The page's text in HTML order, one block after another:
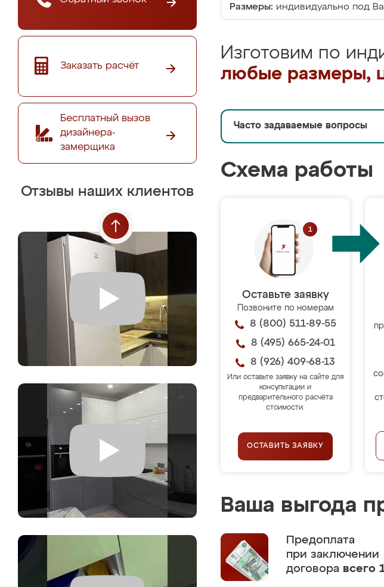
Заказать расчёт
Бесплатный вызов
дизайнера-
замерщика
Отзывы наших клиентов
Размеры: индивидуально под
Изготовим по
любые размеры,
Часто задаваемые вопросы
Схема работы
Оставьте заявку
Позвоните по номерам
8 (800) 511-89-55
8 (495) 665-24-01
8 (926) 409-68-13
Или оставьте заявку на сайте для
консультации и
предварительного расчёта
стоимости.
ОСТАВИТЬ ЗАЯВКУ
Ваша выгода
Предоплата
при заключении
договора всего